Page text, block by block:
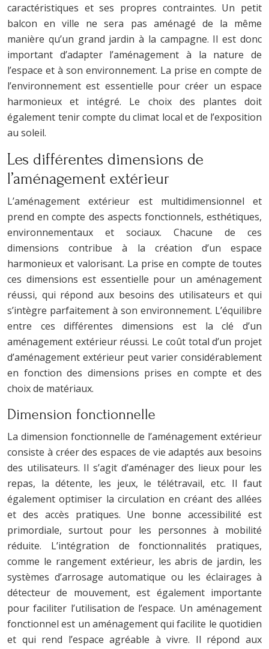
caractéristiques et ses propres contraintes. Un petit
balcon en ville ne sera pas aménagé de la même
manière qu’un grand jardin à la campagne. Il est donc
important d’adapter l’aménagement à la nature de
l’espace et à son environnement. La prise en compte de
l’environnement est essentielle pour créer un espace
harmonieux et intégré. Le choix des plantes doit
également tenir compte du climat local et de l’exposition
au soleil.
Les différentes dimensions de
l’aménagement extérieur
L’aménagement extérieur est multidimensionnel et
prend en compte des aspects fonctionnels, esthétiques,
environnementaux et sociaux. Chacune de ces
dimensions contribue à la création d’un espace
harmonieux et valorisant. La prise en compte de toutes
ces dimensions est essentielle pour un aménagement
réussi, qui répond aux besoins des utilisateurs et qui
s’intègre parfaitement à son environnement. L’équilibre
entre ces différentes dimensions est la clé d’un
aménagement extérieur réussi. Le coût total d’un projet
d’aménagement extérieur peut varier considérablement
en fonction des dimensions prises en compte et des
choix de matériaux.
Dimension fonctionnelle
La dimension fonctionnelle de l’aménagement extérieur
consiste à créer des espaces de vie adaptés aux besoins
des utilisateurs. Il s’agit d’aménager des lieux pour les
repas, la détente, les jeux, le télétravail, etc. Il faut
également optimiser la circulation en créant des allées
et des accès pratiques. Une bonne accessibilité est
primordiale, surtout pour les personnes à mobilité
réduite. L’intégration de fonctionnalités pratiques,
comme le rangement extérieur, les abris de jardin, les
systèmes d’arrosage automatique ou les éclairages à
détecteur de mouvement, est également importante
pour faciliter l’utilisation de l’espace. Un aménagement
fonctionnel est un aménagement qui facilite le quotidien
et qui rend l’espace agréable à vivre. Il répond aux